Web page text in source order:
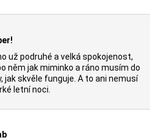
už podruhé a velká spokojenost,
něm jak miminko a ráno musím do
jak skvěle funguje. A to ani nemusí
letní noci.